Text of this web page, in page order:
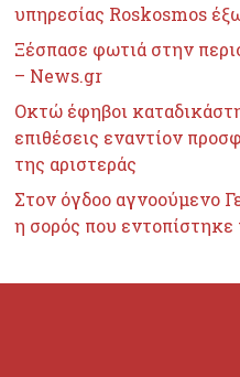
υπηρεσίας Roskosmos
Ξέσπασε φωτιά στην
– News.gr
Οκτώ έφηβοι
επιθέσεις εναντίον
της αριστεράς
Στον όγδοο αγνοούμενο
η σορός που